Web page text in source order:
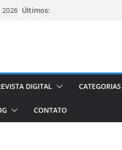
Últimos:
DIGITAL CATEGORIAS
CONTATO